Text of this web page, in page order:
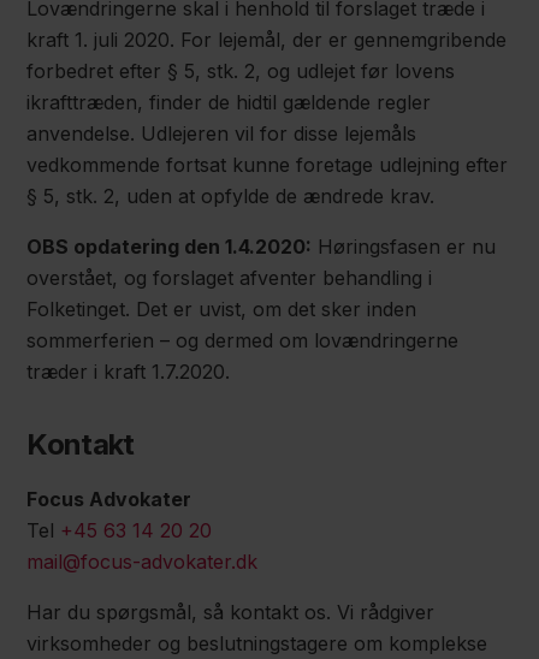
Lovændringerne skal i henhold til forslaget træde i
kraft 1. juli 2020. For lejemål, der er gennemgribende
forbedret efter § 5, stk. 2, og udlejet før lovens
ikrafttræden, finder de hidtil gældende regler
anvendelse. Udlejeren vil for disse lejemåls
vedkommende fortsat kunne foretage udlejning efter
§ 5, stk. 2, uden at opfylde de ændrede krav.
OBS opdatering den 1.4.2020: Høringsfasen er nu
overstået, og forslaget afventer behandling i
Folketinget. Det er uvist, om det sker inden
sommerferien – og dermed om lovændringerne
træder i kraft 1.7.2020.
Kontakt
Focus Advokater
Tel +45 63 14 20 20
mail@focus-advokater.dk
Har du spørgsmål, så kontakt os. Vi rådgiver
virksomheder og beslutningstagere om komplekse